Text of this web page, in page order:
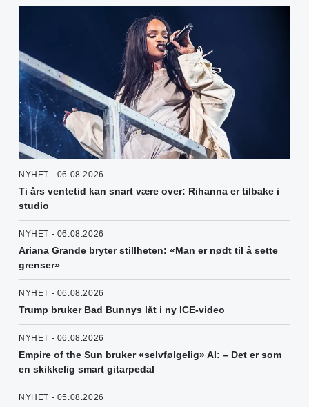
NYHET - 06.08.2026
Ti års ventetid kan snart være over: Rihanna er tilbake i
studio
NYHET - 06.08.2026
Ariana Grande bryter stillheten: «Man er nødt til å sette
grenser»
NYHET - 06.08.2026
Trump bruker Bad Bunnys låt i ny ICE-video
NYHET - 06.08.2026
Empire of the Sun bruker «selvfølgelig» AI: – Det er som
en skikkelig smart gitarpedal
NYHET - 05.08.2026